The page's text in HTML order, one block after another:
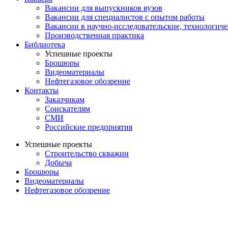
Вакансии для выпускников вузов
Вакансии для специалистов с опытом работы
Вакансии в научно-исследовательские,
Производственная практика
Библиотека
Успешные проекты
Брошюры
Видеоматериалы
Нефтегазовое обозрение
Контакты
Заказчикам
Соискателям
СМИ
Российские предприятия
Успешные проекты
Строительство скважин
Добыча
Брошюры
Видеоматериалы
Нефтегазовое обозрение